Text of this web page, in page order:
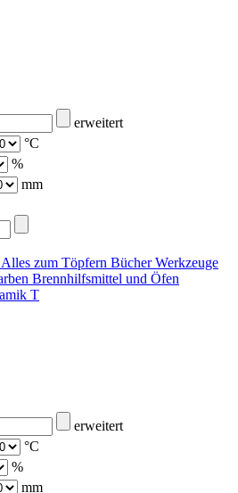
erweitert
°C
%
mm
erweitert
°C
%
mm